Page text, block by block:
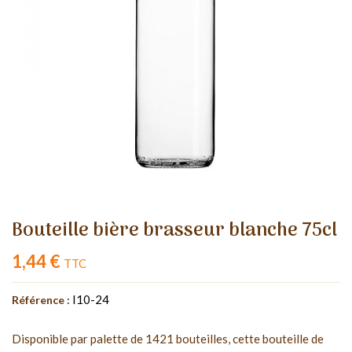
Bouteille bière brasseur blanche 75cl
1,44 € TTC
Référence : I10-24
Disponible par palette de 1421 bouteilles, cette bouteille de